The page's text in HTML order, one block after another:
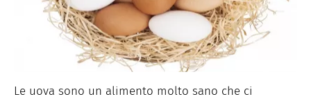
Le uova sono un alimento molto sano che ci